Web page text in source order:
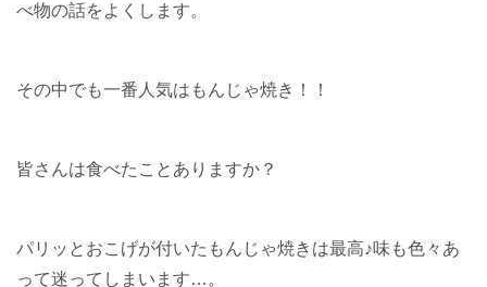
べ物の話をよくします。
その中でも一番人気はもんじゃ焼き！！
皆さんは食べたことありますか？
パリッとおこげが付いたもんじゃ焼きは最高♪味も色々あ
って迷ってしまいます…。